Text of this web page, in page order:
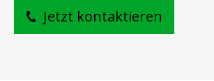
Jetzt kontaktieren